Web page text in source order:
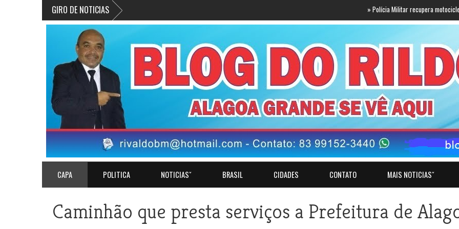
GIRO DE NOTICIAS Polícia Militar recupera motocicleta com
CAPA POLITICA NOTICIASˇ BRASIL CIDADES CONTATO MAIS NOTICIASˇ
Caminhão que presta serviços a Prefeitura de